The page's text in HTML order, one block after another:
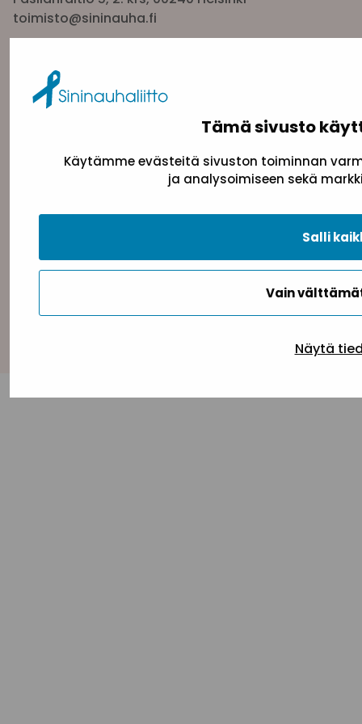
Tämä sivusto
Käytämme evästeitä sivuston toiminnan
ja analysoimiseen sekä
Vain
Salli
Näytä
toimisto@sininauha.fi
Tietosuojaseloste Evästeseloste
Takaisin ylös